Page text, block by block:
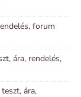
forum
ára, rendelés,
ára,